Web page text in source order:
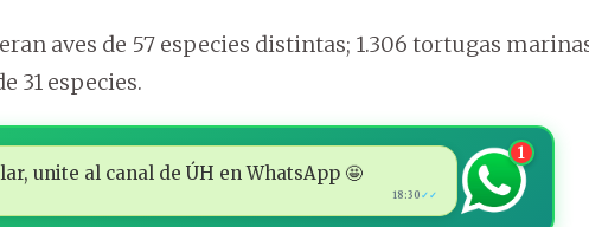
aves de 57 especies distintas; 1.306 tortugas
31 especies.
unite al canal de ÚH en WhatsApp 🤩
18:30 ✓✓
1